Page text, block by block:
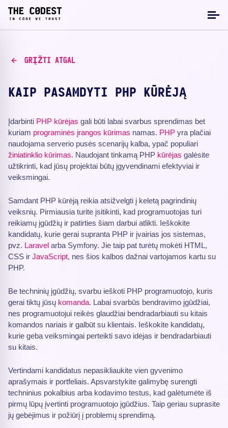
GRĮŽTI ATGAL
KAIP PASAMDYTI PHP KŪRĖJĄ
Įdarbinti PHP kūrėjas gali būti labai svarbus sprendimas bet
kuriam programinės įrangos kūrimas namas. PHP yra plačiai
naudojama serverio pusės scenarijų kalba, ypač populiari
žiniatinklio kūrimas. Naudojant tinkamą PHP kūrėjas galėsite
užtikrinti, kad jūsų projektai būtų įgyvendinami efektyviai ir
veiksmingai.
Samdant PHP kūrėją reikia atsižvelgti į keletą pagrindinių
veiksnių. Pirmiausia turite įsitikinti, kad programuotojas turi
reikiamų įgūdžių ir patirties šiam darbui atlikti. Ieškokite
kandidatų, kurie gerai supranta PHP ir įvairias jos sistemas,
pvz. Laravel arba Symfony. Jie taip pat turėtų mokėti HTML,
CSS ir JavaScript, nes šios kalbos dažnai vartojamos kartu su
PHP.
Be techninių įgūdžių, svarbu ieškoti PHP programuotojo, kuris
gerai tiktų jūsų komanda. Labai svarbūs bendravimo įgūdžiai,
nes programuotojui reikės glaudžiai bendradarbiauti su kitais
komandos nariais ir galbūt su klientais. Ieškokite kandidatų,
kurie geba veiksmingai perteikti savo idėjas ir bendradarbiauti
su kitais.
Vertindami kandidatus nepasikliaukite vien gyvenimo
aprašymais ir portfeliais. Apsvarstykite galimybę surengti
techninius pokalbius arba kodavimo testus, kad galėtumėte iš
pirmų lūpų įvertinti programuotojo įgūdžius. Taip geriau suprasite
jų gebėjimus ir požiūrį į problemų sprendimą.